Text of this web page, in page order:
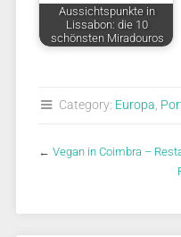
Aussichtspunkte in
Lissabon: die 10
schönsten Miradouros
Category: Europa,
← Vegan in Coimbra –